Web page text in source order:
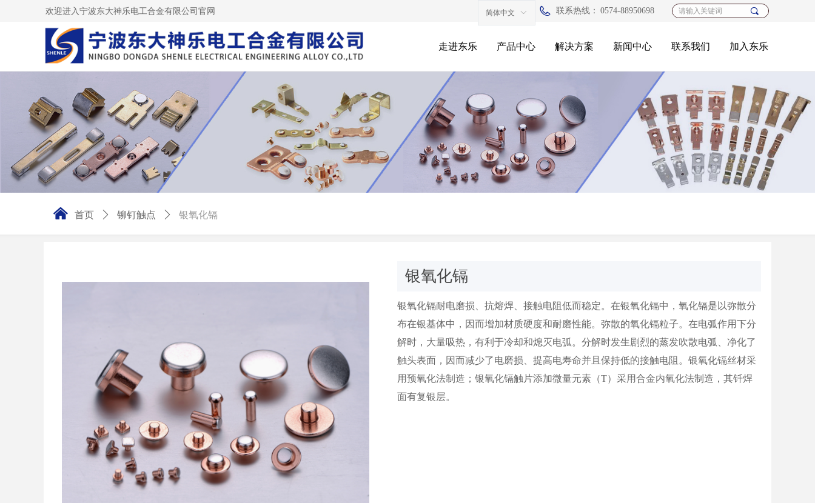
走进东乐 产品中心 解决方案 新闻中心 联系我们 加入东乐
欢迎进入宁波东大神乐电工合金有限公司官网 联系热线： 0574-88950698 끠
ꀅ
简体中文
낀 首页 ꄲ 铆钉触点 ꄲ 银氧化镉
银氧化镉
银氧化镉耐电磨损、抗熔焊、接触电阻低而稳定。在银氧化镉中，氧化镉是以弥散分
布在银基体中，因而增加材质硬度和耐磨性能。弥散的氧化镉粒子。在电弧作用下分
解时，大量吸热，有利于冷却和熄灭电弧。分解时发生剧烈的蒸发吹散电弧、净化了
触头表面，因而减少了电磨损、提高电寿命并且保持低的接触电阻。银氧化镉丝材采
用预氧化法制造；银氧化镉触片添加微量元素（T）采用合金内氧化法制造，其钎焊
面有复银层。